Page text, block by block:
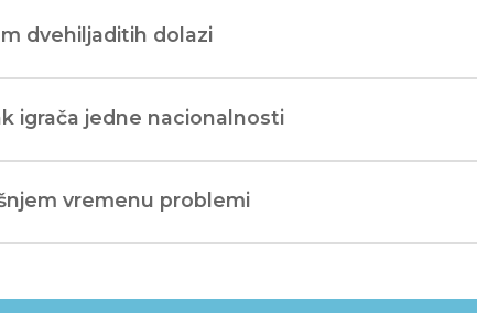
dvehiljaditih dolazi
igrača jedne nacionalnosti
vremenu problemi